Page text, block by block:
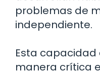
problemas de
independiente.
Esta
manera crítica